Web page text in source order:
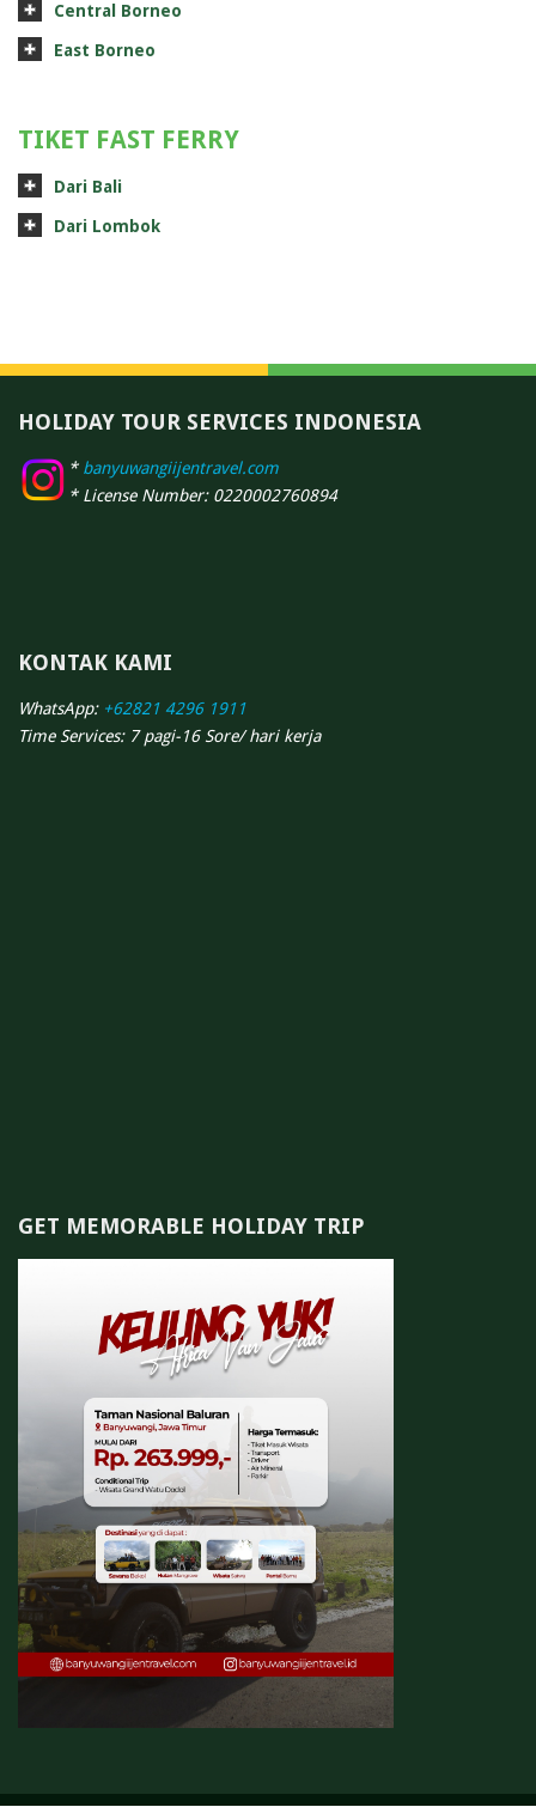
Central Borneo
East Borneo
TIKET FAST FERRY
Dari Bali
Dari Lombok
HOLIDAY TOUR SERVICES INDONESIA
* banyuwangiijentravel.com
* License Number: 0220002760894
KONTAK KAMI
WhatsApp: +62821 4296 1911
Time Services: 7 pagi-16 Sore/ hari kerja
GET MEMORABLE HOLIDAY TRIP